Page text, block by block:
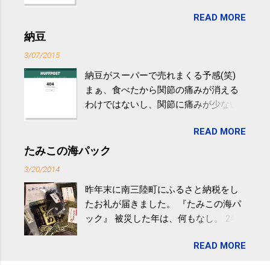
やすい。 スポーツウェア・シューズで
けると改善する、との結果を筑波大の
研究チームが発表した。改善が期待で
きるのは、過度の飲酒が原因ではない
減らなくても効果があるという。 正田
教授は「汗ばむ程度の運動を毎日３０
波大「減量しなくても効果」 - ニュー
ス - アピタル（医療・健康）
READ MORE
納豆
3/07/2015
納豆がスーパーで売れまくる予感(笑)
まぁ、食べたから関節の痛みが消える
わけではないし、関節に痛みが少ない
ど。。 「関節の老化」は、「コンドロ
イチン」という成分の不足によって起
はだんだん減少していき、40代では20
代の半分、60代ではそのさらに半分に
まで減ってしまいます。 関節痛を引き
ドロイチン」を補うことが大切。そし
READ MORE
たみこの海パック
3/20/2014
昨年末に南三陸町にふるさと納税をし
たお礼が届きました。 『たみこの海パ
ック』 被災した年は、何もなし。 2年
が『たみこの海パック』。 ボランティ
READ MORE